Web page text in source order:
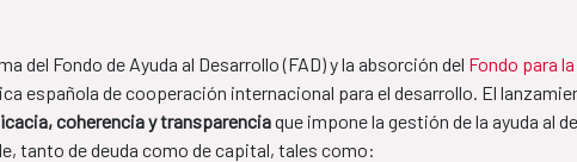
del Fondo de Ayuda al Desarrollo (FAD) y la absorción del Fondo para
española de cooperación internacional para el desarrollo. El
coherencia y transparenciaque impone la gestión de la ayuda al
tanto de deuda como de capital, tales como: